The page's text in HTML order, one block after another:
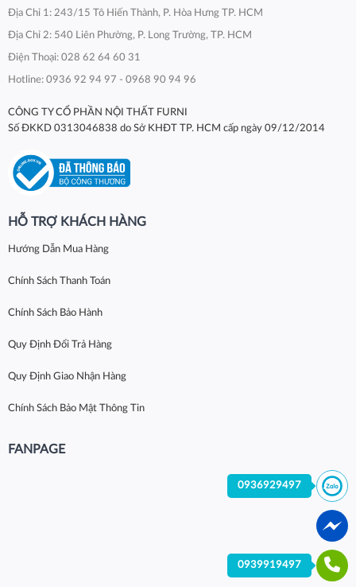
Địa Chỉ 1: 243/15 Tô Hiến Thành, P. Hòa Hưng TP. HCM
Địa Chỉ 2: 540 Liên Phường, P. Long Trường, TP. HCM
Điện Thoại: 028 62 64 60 31
Hotline: 0936 92 94 97 - 0968 90 94 96
CÔNG TY CỔ PHẦN NỘI THẤT FURNI
Số ĐKKD 0313046838 do Sở KHĐT TP. HCM cấp ngày 09/12/2014
HỖ TRỢ KHÁCH HÀNG
Hướng Dẫn Mua Hàng
Chính Sách Thanh Toán
Chính Sách Bảo Hành
Quy Định Đổi Trả Hàng
Quy Định Giao Nhận Hàng
Chính Sách Bảo Mật Thông Tin
FANPAGE
0936929497
0939919497